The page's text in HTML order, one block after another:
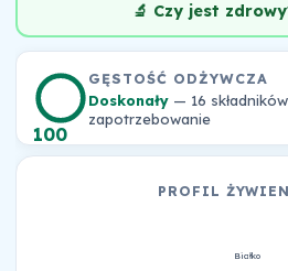
🔬 Czy jest
100
GĘSTOŚĆ ODŻYWCZA
Doskonały— 16
zapotrzebowanie
PROFIL
Białko